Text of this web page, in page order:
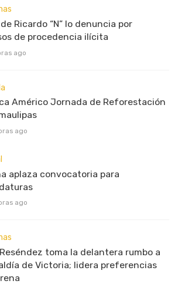
Ricardo “N” lo denuncia por
de procedencia ilícita
ago
Américo Jornada de Reforestación
ago
aplaza convocatoria para
ago
toma la delantera rumbo a
de Victoria; lidera preferencias